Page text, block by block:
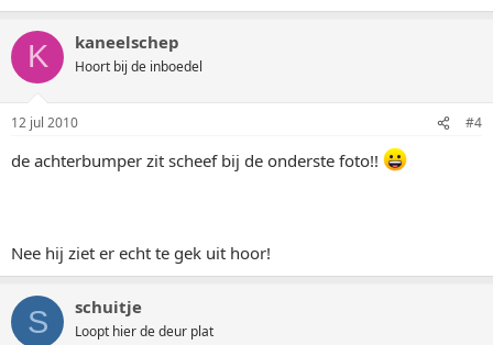
K kaneelschep
Hoort bij de inboedel
12 jul 2010 #4
de achterbumper zit scheef bij de onderste foto!!
Nee hij ziet er echt te gek uit hoor!
S schuitje
Loopt hier de deur plat